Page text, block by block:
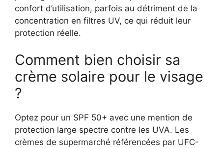
confort d’utilisation, parfois au détriment de la
concentration en filtres UV, ce qui réduit leur
protection réelle.
Comment bien choisir sa
crème solaire pour le visage
?
Optez pour un SPF 50+ avec une mention de
protection large spectre contre les UVA. Les
crèmes de supermarché référencées par UFC-